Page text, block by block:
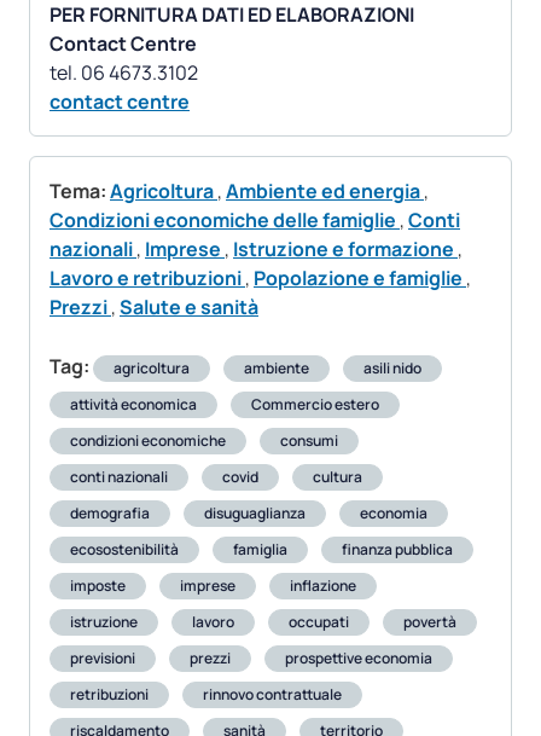
PER FORNITURA DATI ED ELABORAZIONI
Contact Centre
contact centre
Tema:Agricoltura,Ambiente ed energia,
Condizioni economiche delle famiglie ,Conti
nazionali, Imprese , Istruzione e formazione ,
Lavoro e retribuzioni, Popolazione e famiglie ,
Prezzi,Salute e sanità
Tag: agricoltura ambiente
asili nido
attività economica
Commercio estero
condizioni economiche
consumi
conti nazionali
covid
cultura
demografia
disuguaglianza
economia
ecosostenibilità
famiglia
finanza pubblica
imposte
imprese
inflazione
istruzione
lavoro occupati
povertà
previsioni
prezzi
prospettive economia
retribuzioni
rinnovo contrattuale
riscaldamento
sanità
territorio